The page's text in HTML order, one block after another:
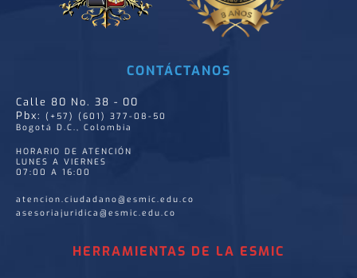
CONTÁCTANOS
Calle 80 No. 38 - 00
Pbx:
(+57) (601) 377-08-50
Bogotá D.C., Colombia
HORARIO DE ATENCIÓN
LUNES A VIERNES
07:00 A 16:00
atencion.ciudadano@esmic.edu.co
asesoriajuridica@esmic.edu.co
HERRAMIENTAS DE LA ESMIC